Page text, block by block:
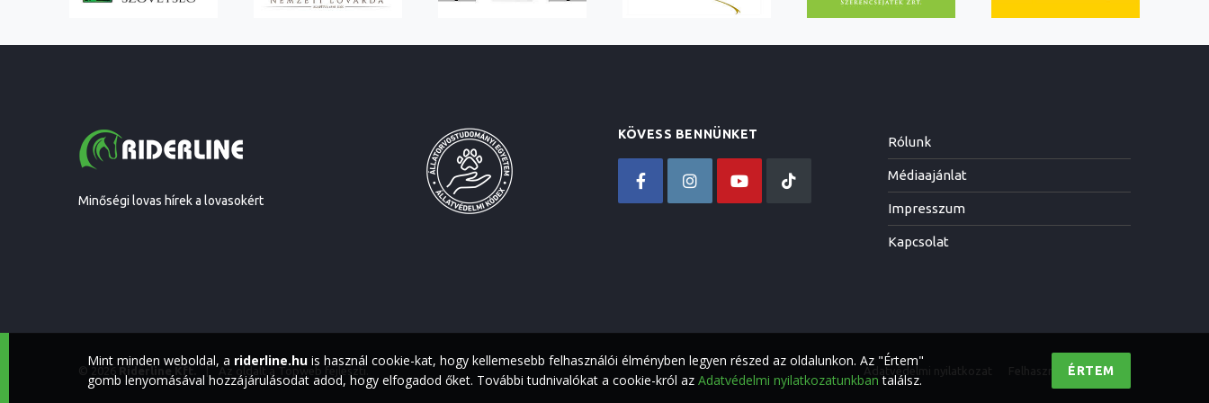
Minőségi lovas hírek a lovasokért
KÖVESS BENNÜNKET Rólunk
Médiaajánlat
Impresszum
Kapcsolat
Felhasználási feltételek
Az oldalt a
Mint minden weboldal, a riderline.hu is használ cookie-kat, hogy kellemesebb felhasználói élményben legyen részed az oldalunkon. Az "Értem"
gomb lenyomásával hozzájárulásodat adod, hogy elfogadod őket. További tudnivalókat a cookie-król az Adatvédelmi nyilatkozatunkban találsz.
ÉRTEM